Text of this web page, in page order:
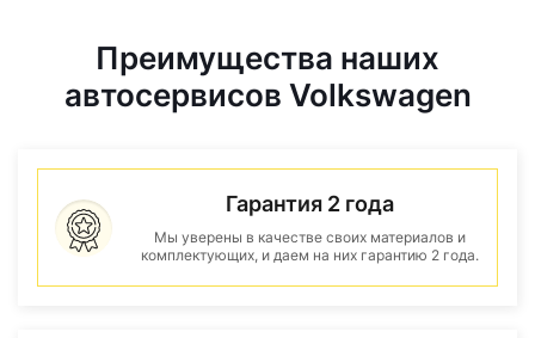
Преимущества наших
автосервисов Volkswagen
Гарантия 2 года
Мы уверены в качестве своих материалов и
комплектующих, и даем на них гарантию 2 года.